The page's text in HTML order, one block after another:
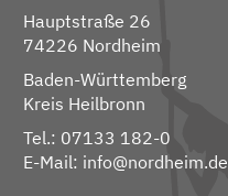
Hauptstraße 26
74226 Nordheim
Baden-Württemberg
Kreis Heilbronn
Tel.: 07133 182-0
E-Mail: info@nordheim.de